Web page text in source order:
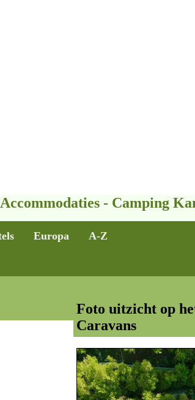
- Camping
Europa A-Z
Foto uitzicht op
Caravans